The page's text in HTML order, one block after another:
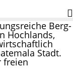
Berg-
Hochlands,
Stadt.
freien